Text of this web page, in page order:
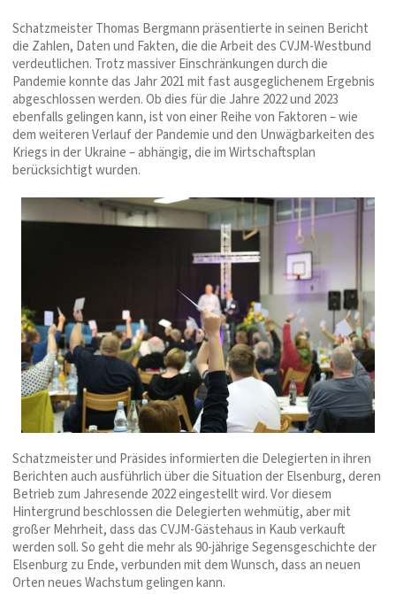
Schatzmeister Thomas Bergmann präsentierte in seinen Bericht
die Zahlen, Daten und Fakten, die die Arbeit des CVJM-Westbund
verdeutlichen. Trotz massiver Einschränkungen durch die
Pandemie konnte das Jahr 2021 mit fast ausgeglichenem Ergebnis
abgeschlossen werden. Ob dies für die Jahre 2022 und 2023
ebenfalls gelingen kann, ist von einer Reihe von Faktoren – wie
dem weiteren Verlauf der Pandemie und den Unwägbarkeiten des
Kriegs in der Ukraine – abhängig, die im Wirtschaftsplan
berücksichtigt wurden.
Schatzmeister und Präsides informierten die Delegierten in ihren
Berichten auch ausführlich über die Situation der Elsenburg, deren
Betrieb zum Jahresende 2022 eingestellt wird. Vor diesem
Hintergrund beschlossen die Delegierten wehmütig, aber mit
großer Mehrheit, dass das CVJM-Gästehaus in Kaub verkauft
werden soll. So geht die mehr als 90-jährige Segensgeschichte der
Elsenburg zu Ende, verbunden mit dem Wunsch, dass an neuen
Orten neues Wachstum gelingen kann.